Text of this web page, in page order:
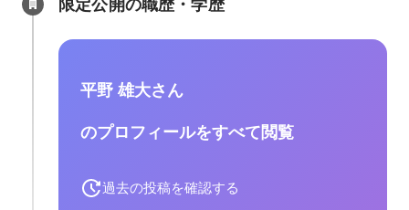
平野 雄大さん
のプロフィールをすべて閲覧
過去の投稿を確認する